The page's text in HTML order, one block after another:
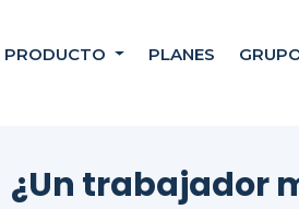
PRODUCTO PLANES
¿Un trabajador